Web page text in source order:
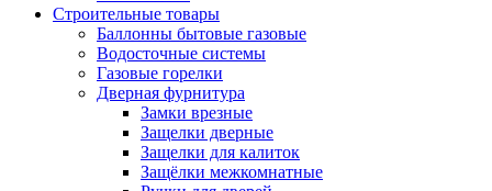
Строительные товары
Баллонны бытовые газовые
Водосточные системы
Газовые горелки
Дверная фурнитура
Замки врезные
Защелки дверные
Защелки для калиток
Защёлки межкомнатные